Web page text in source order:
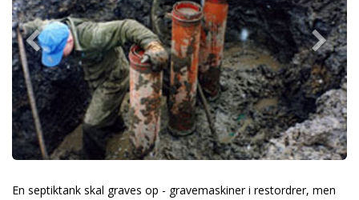
En septiktank skal graves op - gravemaskiner i restordrer, men